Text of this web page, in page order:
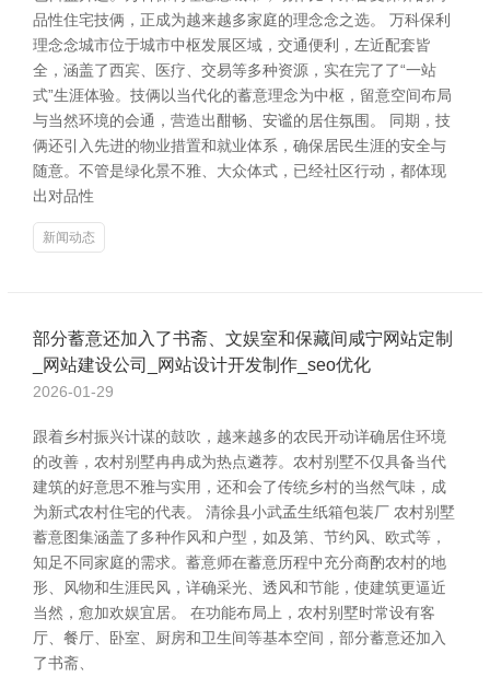
品性住宅技俩，正成为越来越多家庭的理念念之选。 万科保利
理念念城市位于城市中枢发展区域，交通便利，左近配套皆
全，涵盖了西宾、医疗、交易等多种资源，实在完了了“一站
式”生涯体验。技俩以当代化的蓄意理念为中枢，留意空间布局
与当然环境的会通，营造出酣畅、安谧的居住氛围。 同期，技
俩还引入先进的物业措置和就业体系，确保居民生涯的安全与
随意。不管是绿化景不雅、大众体式，已经社区行动，都体现
出对品性
新闻动态
部分蓄意还加入了书斋、文娱室和保藏间咸宁网站定制
_网站建设公司_网站设计开发制作_seo优化
2026-01-29
跟着乡村振兴计谋的鼓吹，越来越多的农民开动详确居住环境
的改善，农村别墅冉冉成为热点遴荐。农村别墅不仅具备当代
建筑的好意思不雅与实用，还和会了传统乡村的当然气味，成
为新式农村住宅的代表。 清徐县小武孟生纸箱包装厂 农村别墅
蓄意图集涵盖了多种作风和户型，如及第、节约风、欧式等，
知足不同家庭的需求。蓄意师在蓄意历程中充分商酌农村的地
形、风物和生涯民风，详确采光、透风和节能，使建筑更逼近
当然，愈加欢娱宜居。 在功能布局上，农村别墅时常设有客
厅、餐厅、卧室、厨房和卫生间等基本空间，部分蓄意还加入
了书斋、